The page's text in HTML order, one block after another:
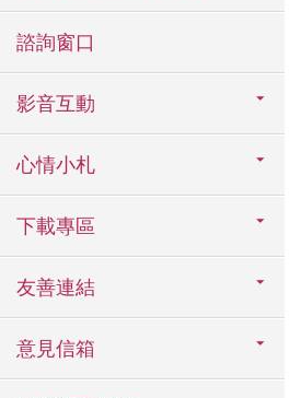
諮詢窗口
影音互動
心情小札
下載專區
友善連結
意見信箱